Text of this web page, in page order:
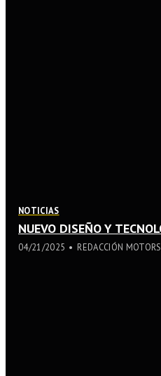
NOTICIAS
NUEVO DISEÑO Y
04/21/2025 REDACCIÓN